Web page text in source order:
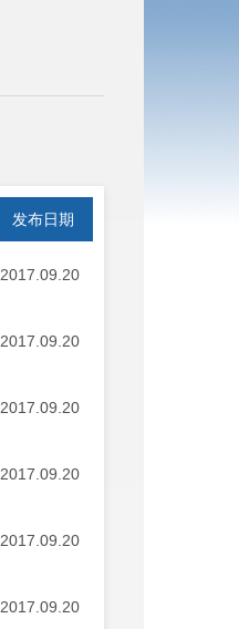
发布日期
2017.09.20
2017.09.20
2017.09.20
2017.09.20
2017.09.20
2017.09.20